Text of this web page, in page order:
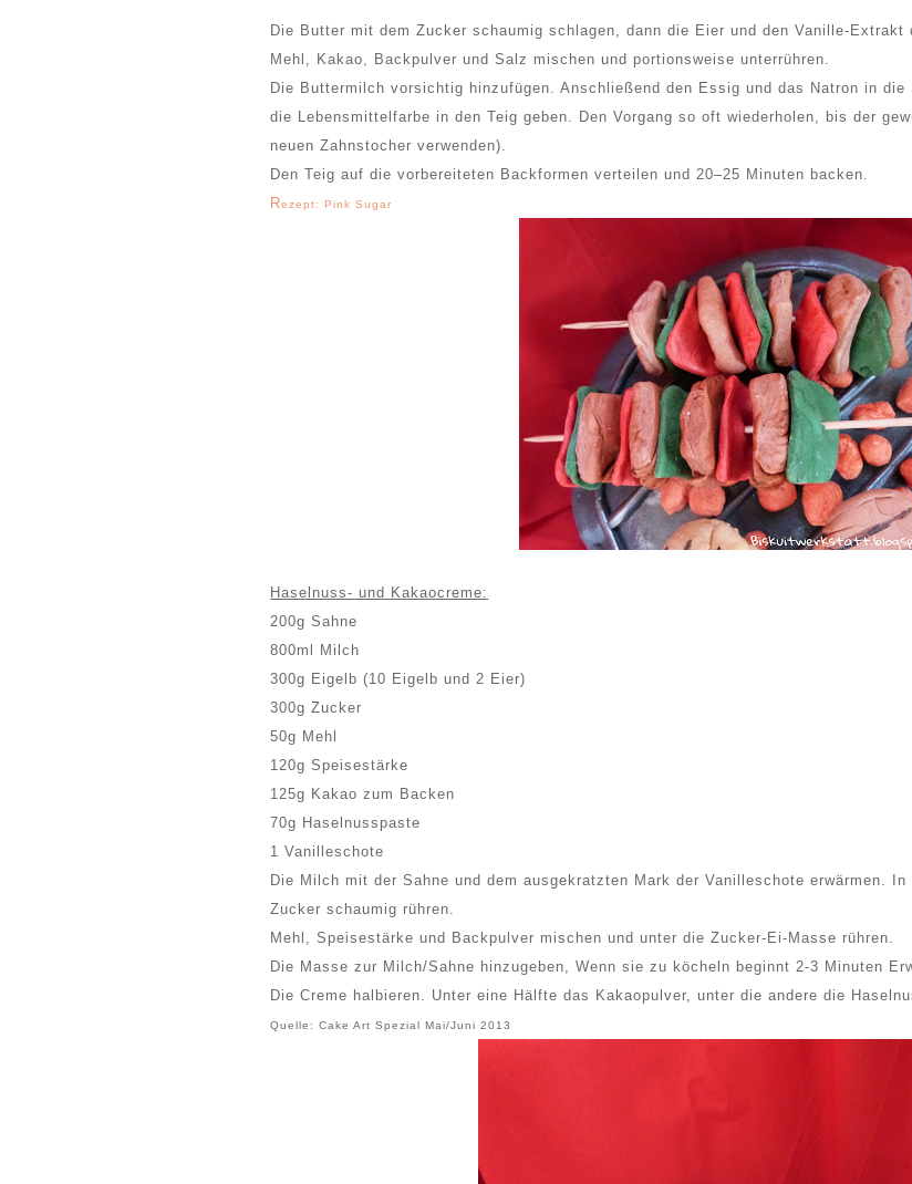
Die Butter mit dem Zucker schaumig schlagen, dann die Eier und den Vanille-Extrakt
Mehl, Kakao, Backpulver und Salz mischen und portionsweise unterrühren.
Die Buttermilch vorsichtig hinzufügen. Anschließend den Essig und das Natron in
die Lebensmittelfarbe in den Teig geben. Den Vorgang so oft wiederholen, bis der
neuen Zahnstocher verwenden).
Den Teig auf die vorbereiteten Backformen verteilen und 20–25 Minuten backen.
Rezept: Pink Sugar
Haselnuss- und Kakaocreme:
200g Sahne
800ml Milch
300g Eigelb (10 Eigelb und 2 Eier)
300g Zucker
50g Mehl
120g Speisestärke
125g Kakao zum Backen
70g Haselnusspaste
1 Vanilleschote
Die Milch mit der Sahne und dem ausgekratzten Mark der Vanilleschote erwärmen.
Zucker schaumig rühren.
Mehl, Speisestärke und Backpulver mischen und unter die Zucker-Ei-Masse rühren.
Die Masse zur Milch/Sahne hinzugeben, Wenn sie zu köcheln beginnt 2-3 Minuten
Die Creme halbieren. Unter eine Hälfte das Kakaopulver, unter die andere die
Quelle: Cake Art Spezial Mai/Juni 2013